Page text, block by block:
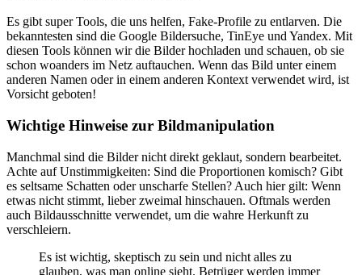
Es gibt super Tools, die uns helfen, Fake-Profile zu entlarven. Die
bekanntesten sind die Google Bildersuche, TinEye und Yandex. Mit
diesen Tools können wir die Bilder hochladen und schauen, ob sie
schon woanders im Netz auftauchen. Wenn das Bild unter einem
anderen Namen oder in einem anderen Kontext verwendet wird, ist
Vorsicht geboten!
Wichtige Hinweise zur Bildmanipulation
Manchmal sind die Bilder nicht direkt geklaut, sondern bearbeitet.
Achte auf Unstimmigkeiten: Sind die Proportionen komisch? Gibt
es seltsame Schatten oder unscharfe Stellen? Auch hier gilt: Wenn
etwas nicht stimmt, lieber zweimal hinschauen. Oftmals werden
auch Bildausschnitte verwendet, um die wahre Herkunft zu
verschleiern.
Es ist wichtig, skeptisch zu sein und nicht alles zu
glauben, was man online sieht. Betrüger werden immer